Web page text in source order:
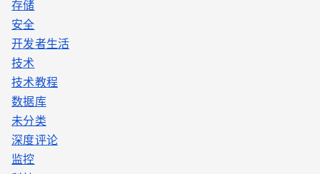
存储
安全
开发者生活
技术
技术教程
数据库
未分类
深度评论
监控